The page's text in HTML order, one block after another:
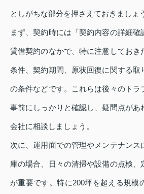
としがちな部分を押さえておきましょ
まず、契約時には「契約内容の詳細
貸借契約のなかで、特に注意しておき
条件、契約期間、原状回復に関する取
の条件などです。これらは後々のトラ
事前にしっかりと確認し、疑問点があ
会社に相談しましょう。
次に、運用面での管理やメンテナンス
庫の場合、日々の清掃や設備の点検、
が重要です。特に200坪を超える規模